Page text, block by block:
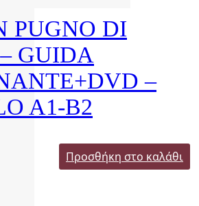
PUGNO DI
GUIDA
–
A1-B2
Προσθήκη στο καλάθι